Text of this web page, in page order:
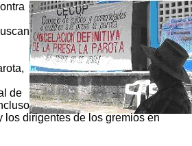
de
los dirigentes de los gremios en